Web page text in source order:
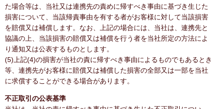
た場合等は、当社又は連携先の責めに帰すべき事由に基づき生じた
損害について、当該帰責事由を有する者がお客様に対して当該損害
を賠償又は補償します。なお、上記の場合には、当社は、連携先と
協議の上、当該損害の賠償又は補償を行う者を当社所定の方法によ
り通知又は公表するものとします。
(5)上記(4)の損害が当社の責に帰すべき事由によるものでもあるとき
等、連携先がお客様に賠償又は補償した損害の全部又は一部を当社
に求償することができる場合があります。
不正取引の公表基準